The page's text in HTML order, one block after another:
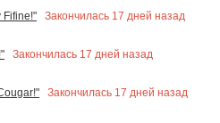
Fifine!"
Закончилась 17 дней назад
Закончилась 17 дней назад
Закончилась 17 дней назад